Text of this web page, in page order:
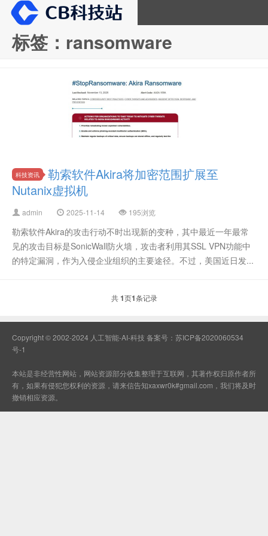
标签：ransomware
科技资讯
勒索软件Akira将加密范围扩展至
Nutanix虚拟机
admin 2025-11-14 195浏览
勒索软件Akira的攻击行动不时出现新的变种，其中最近一年最常
见的攻击目标是SonicWall防火墙，攻击者利用其SSL VPN功能中
的特定漏洞，作为入侵企业组织的主要途径。不过，美国近日发...
共1页1条记录
Copyright © 2002-2024 人工智能-AI-科技 备案号： 苏ICP备2020060534
号-1
本站是非经营性网站，网站资源部分收集整理于互联网，其著作权归原作者所
有，如果有侵犯您权利的资源，请来信告知xaxwr0k#gmail.com，我们将及时
撤销相应资源。